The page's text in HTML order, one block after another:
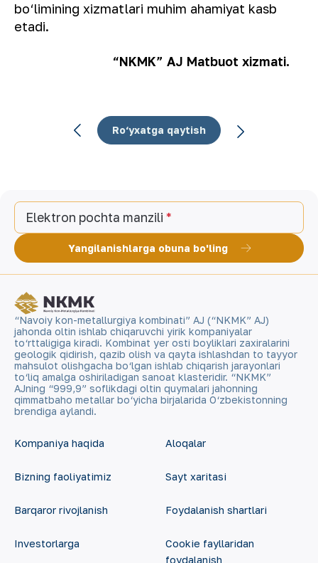
bo‘limining xizmatlari muhim ahamiyat kasb
etadi.
“NKMK” AJ Matbuot xizmati.
Ro‘yxatga qaytish
Elektron pochta manzili
Yangilanishlarga obuna bo'ling
“Navoiy kon-metallurgiya kombinati” AJ (“NKMK” AJ)
jahonda oltin ishlab chiqaruvchi yirik kompaniyalar
to‘rttaligiga kiradi. Kombinat yer osti boyliklari zaxiralarini
geologik qidirish, qazib olish va qayta ishlashdan to tayyor
mahsulot olishgacha bo‘lgan ishlab chiqarish jarayonlari
to‘liq amalga oshiriladigan sanoat klasteridir. “NKMK”
AJning “999,9” soflikdagi oltin quymalari jahonning
qimmatbaho metallar bo‘yicha birjalarida O‘zbekistonning
brendiga aylandi.
Kompaniya haqida
Bizning faoliyatimiz
Barqaror rivojlanish
Investorlarga
Aloqalar
Sayt xaritasi
Foydalanish shartlari
Cookie fayllaridan
foydalanish